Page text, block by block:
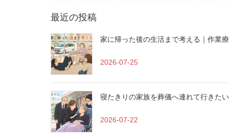
最近の投稿
家に帰った後の生活まで考える｜作業
2026-07-25
寝たきりの家族を葬儀へ連れて行きた
2026-07-22